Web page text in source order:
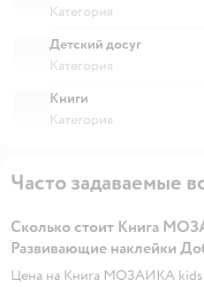
Категория
Детский досуг
Категория
Книги
Категория
Часто задаваемые
Сколько стоит Книга
Развивающие наклейки
Цена на Книга МОЗАИКА kids